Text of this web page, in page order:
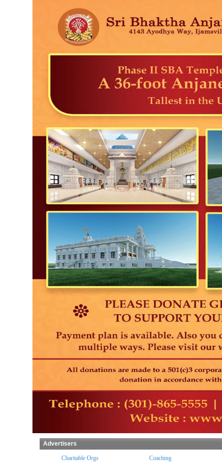
Advertisers
Charitable Orgs Coaching